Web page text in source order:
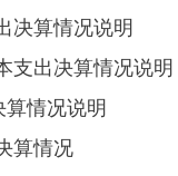
决算情况说明
支出决算情况说明
算情况说明
算情况